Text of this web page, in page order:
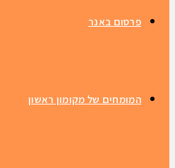
פרסום באנר
המומחים של מקומון ראשון